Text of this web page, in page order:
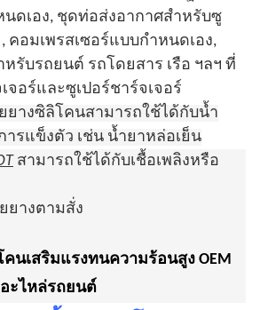
นดเอง, ชุดท่อส่งอากาศสำหรับซู
, คอมเพรสเซอร์แบบกำหนดเอง,
รับรถยนต์ รถโดยสาร เรือ ฯลฯ ที่
จอร์และซูเปอร์ชาร์จเจอร์
ยางซิลิโคนสามารถใช้ได้กับน้ำ
ารแข็งตัว เช่น น้ำยาหล่อเย็น
สามารถใช้ได้กับเชื้อเพลิงหรือ
ยางตามสั่ง
นเสริมแรงทนความร้อนสูง OEM
อะไหล่รถยนต์